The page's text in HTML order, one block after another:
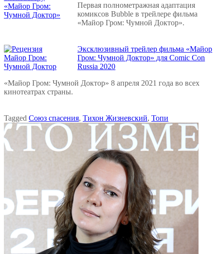
Первая полнометражная адаптация
комиксов Bubble в трейлере фильма
«Майор Гром: Чумной Доктор».
Эксклюзивный трейлер фильма «Майор
Гром: Чумной Доктор» для Comic Con
Russia 2020
«Майор Гром: Чумной Доктор» 8 апреля 2021 года во всех
кинотеатрах страны.
Tagged Союз спасения, Тихон Жизневский, Топи